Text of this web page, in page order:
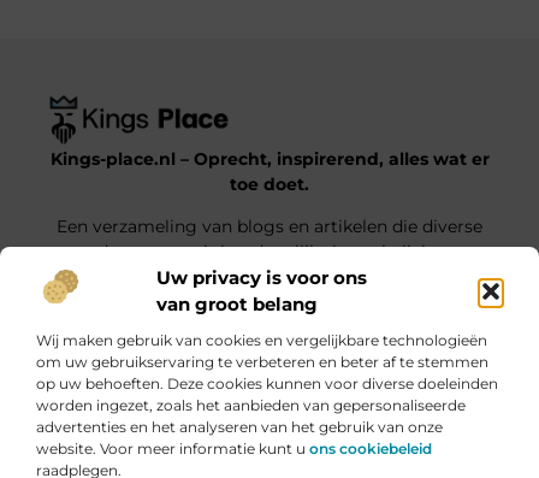
Uw privacy is voor ons
van groot belang
Wij maken gebruik van cookies en vergelijkbare technologieën
om uw gebruikservaring te verbeteren en beter af te stemmen
op uw behoeften. Deze cookies kunnen voor diverse doeleinden
worden ingezet, zoals het aanbieden van gepersonaliseerde
advertenties en het analyseren van het gebruik van onze
website. Voor meer informatie kunt u ons cookiebeleid
raadplegen.
Kings-place.nl – Oprecht, inspirerend, alles wat er
toe doet.
Een verzameling van blogs en artikelen die diverse
onderwerpen uit het dagelijks leven belichten.
Onze informatie
Bericht categorie